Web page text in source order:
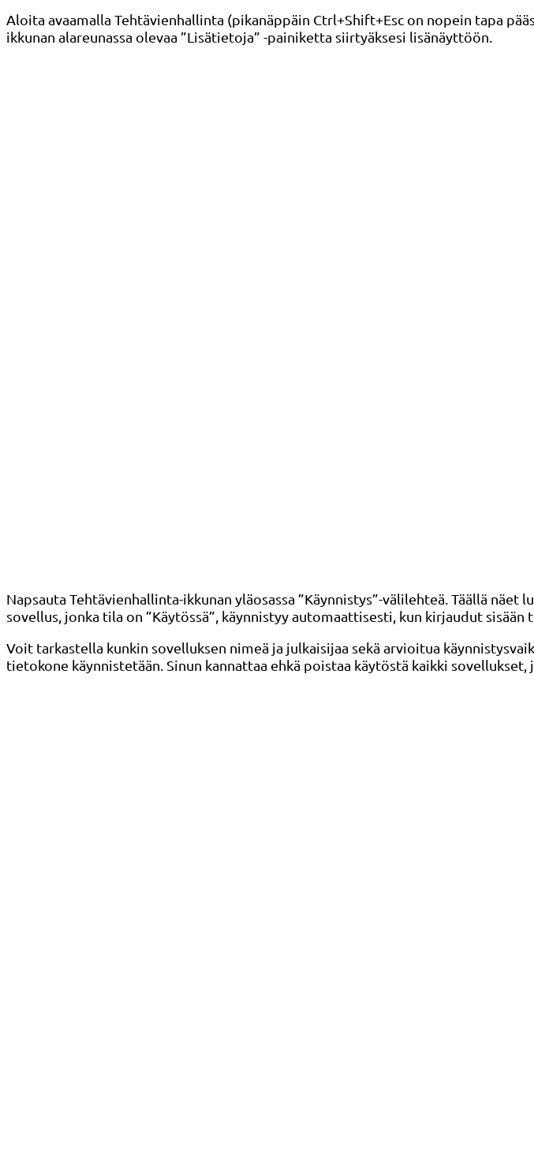
Aloita avaamalla Tehtävienhallinta (pikanäppäin Ctrl+Shift+Esc on nopein tapa
ikkunan alareunassa olevaa ”Lisätietoja” -painiketta siirtyäksesi lisänäyttöön.
Napsauta Tehtävienhallinta-ikkunan yläosassa ”Käynnistys”-välilehteä. Täällä
sovellus, jonka tila on ”Käytössä”, käynnistyy automaattisesti, kun kirjaudut sisään
Voit tarkastella kunkin sovelluksen nimeä ja julkaisijaa sekä arvioitua
tietokone käynnistetään. Sinun kannattaa ehkä poistaa käytöstä kaikki sovellukset,